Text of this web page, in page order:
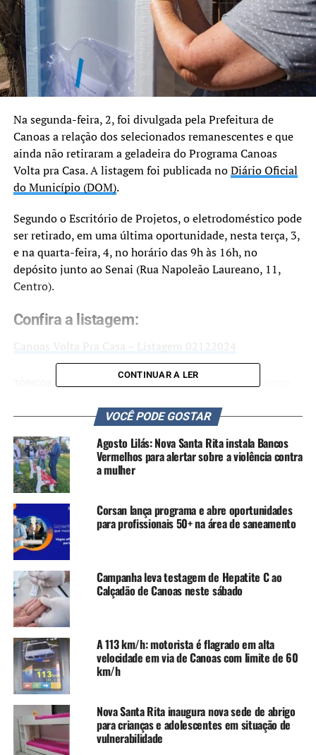
Na segunda-feira, 2, foi divulgada pela Prefeitura de
Canoas a relação dos selecionados remanescentes e que
ainda não retiraram a geladeira do Programa Canoas
Volta pra Casa. A listagem foi publicada noDiário Oficial
do Município (DOM).
Segundo o Escritório de Projetos, o eletrodoméstico pode
ser retirado, em uma última oportunidade, nesta terça, 3,
e na quarta-feira, 4, no horário das 9h às 16h, no
depósito junto ao Senai (Rua Napoleão Laureano, 11,
Centro).
Confira a listagem:
Canoas Volta Pra Casa – Listagem 02122024
TÓPICOS RELACIONADOS:
FEATURED
Aberto prazo para cadastro de instituições que atendem
idosos de Canoas
NÃO SE ESQUEÇA
Eleitores canoenses podem votar na Consulta Popular –
Reconstrução RS até sexta-feira, 6
CONTINUAR A LER
VOCÊ PODE GOSTAR
Agosto Lilás: Nova Santa Rita instala Bancos
Vermelhos para alertar sobre a violência contra
a mulher
Corsan lança programa e abre oportunidades
para profissionais 50+ na área de saneamento
Campanha leva testagem de Hepatite C ao
Calçadão de Canoas neste sábado
A 113 km/h: motorista é flagrado em alta
velocidade em via de Canoas com limite de 60
km/h
Nova Santa Rita inaugura nova sede de abrigo
para crianças e adolescentes em situação de
vulnerabilidade